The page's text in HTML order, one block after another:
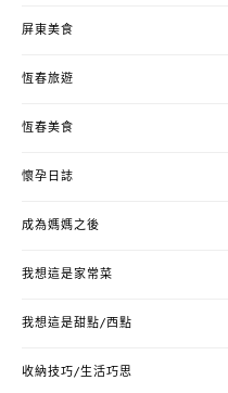
屏東美食
恆春旅遊
恆春美食
懷孕日誌
成為媽媽之後
我想這是家常菜
我想這是甜點/西點
收納技巧/生活巧思